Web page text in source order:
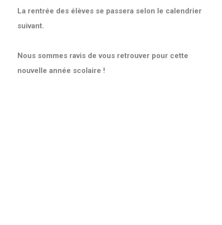
La rentrée des élèves se passera selon le calendrier
suivant.
Nous sommes ravis de vous retrouver pour cette
nouvelle année scolaire !